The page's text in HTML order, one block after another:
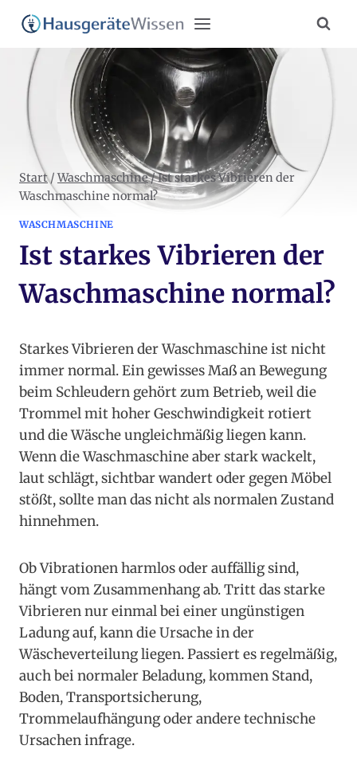
Zum
Inhalt
springen
Start / Waschmaschine/Ist starkes Vibrieren der
Waschmaschine normal?
WASCHMASCHINE
Ist starkes Vibrieren der
Waschmaschine normal?
Starkes Vibrieren der Waschmaschine ist nicht
immer normal. Ein gewisses Maß an Bewegung
beim Schleudern gehört zum Betrieb, weil die
Trommel mit hoher Geschwindigkeit rotiert
und die Wäsche ungleichmäßig liegen kann.
Wenn die Waschmaschine aber stark wackelt,
laut schlägt, sichtbar wandert oder gegen Möbel
stößt, sollte man das nicht als normalen Zustand
hinnehmen.
Ob Vibrationen harmlos oder auffällig sind,
hängt vom Zusammenhang ab. Tritt das starke
Vibrieren nur einmal bei einer ungünstigen
Ladung auf, kann die Ursache in der
Wäscheverteilung liegen. Passiert es regelmäßig,
auch bei normaler Beladung, kommen Stand,
Boden, Transportsicherung,
Trommelaufhängung oder andere technische
Ursachen infrage.